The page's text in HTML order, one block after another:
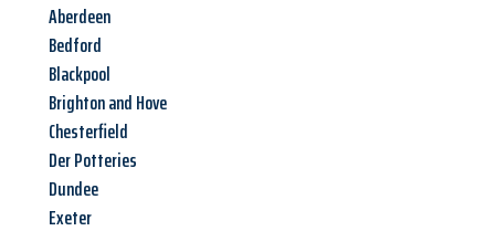
Aberdeen
Bedford
Blackpool
Brighton and Hove
Chesterfield
Der Potteries
Dundee
Exeter